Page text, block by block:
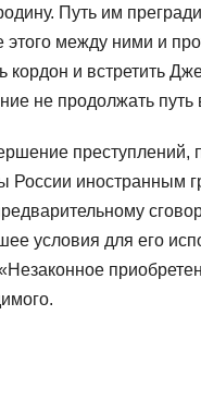
Путь им
этого между ними и
кордон и встретить
не продолжать путь
преступлений,
России иностранным
условия для его